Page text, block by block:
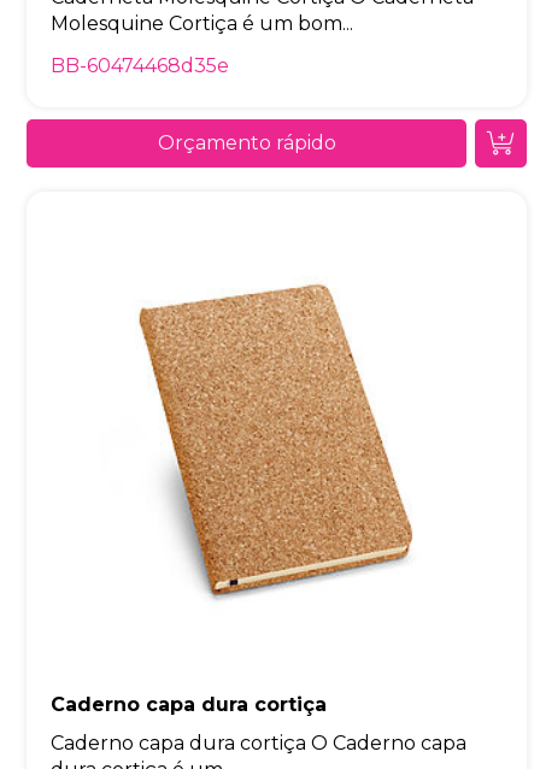
Molesquine Cortiça é um bom...
BB-60474468d35e
Orçamento rápido
Caderno capa dura cortiça
Caderno capa dura cortiça O Caderno capa